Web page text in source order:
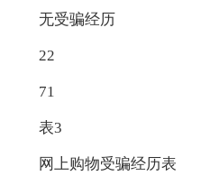
无受骗经历
22
71
表3
网上购物受骗经历表